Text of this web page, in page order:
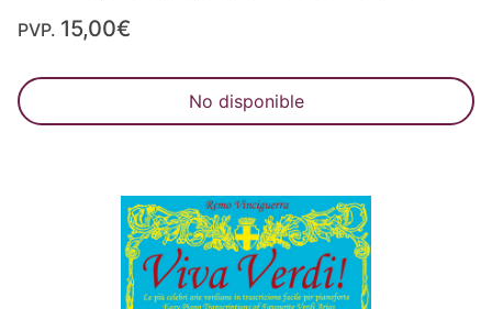
PVP. 15,00€
No disponible